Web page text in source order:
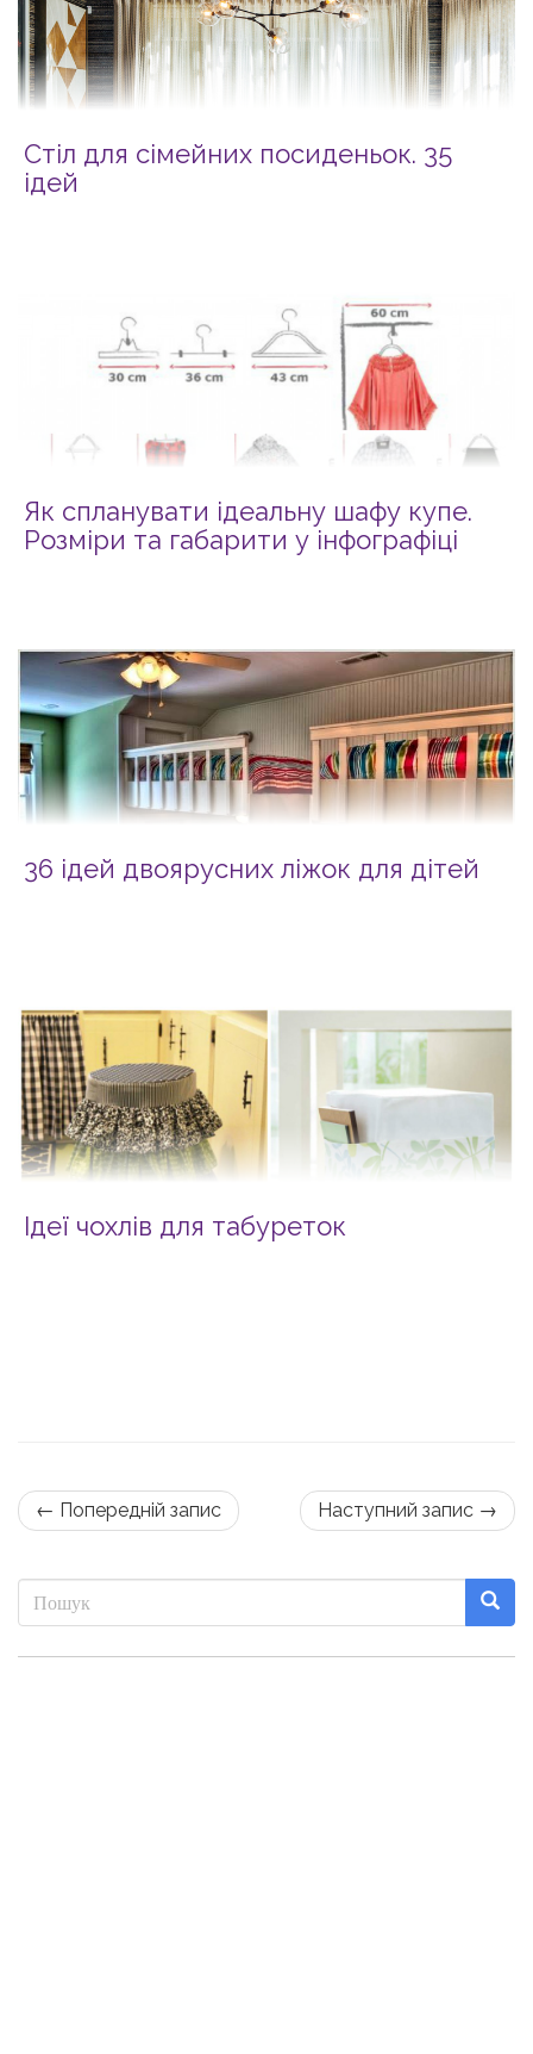
Стіл для сімейних посиденьок. 35
ідей
Як спланувати ідеальну шафу купе.
Розміри та габарити у інфографіці
36 ідей двоярусних ліжок для дітей
Ідеї чохлів для табуреток
← Попередній запис Наступний запис →